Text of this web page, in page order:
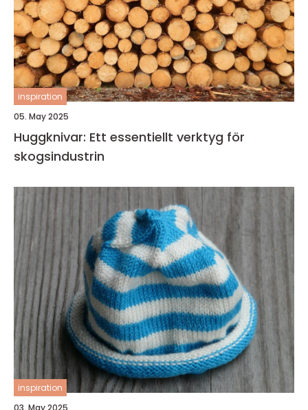
inspiration
05. May 2025
Huggknivar: Ett essentiellt verktyg för
skogsindustrin
inspiration